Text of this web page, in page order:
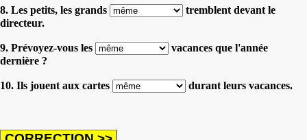
8. Les petits, les grands
tremblent devant le
directeur.
9. Prévoyez-vous les
vacances que l'année
dernière ?
10. Ils jouent aux cartes durant leurs vacances.